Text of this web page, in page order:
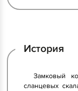
История
Замковый
сланцевых